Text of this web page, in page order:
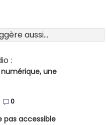
aussi...
:
numérique, une
0
pas accessible